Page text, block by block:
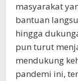
masyarakat
bantuan
hingga
pun turut
mendukung
pandemi ini,